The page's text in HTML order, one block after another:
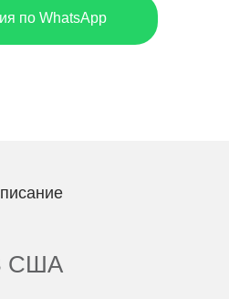
по WhatsApp
США